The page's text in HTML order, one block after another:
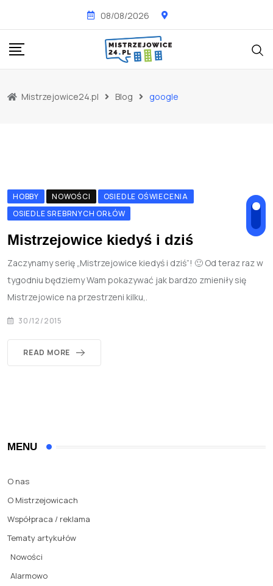
content
08/08/2026
Mistrzejowice24.pl Blog google
HOBBY NOWOŚCI
OSIEDLE OŚWIECENIA
OSIEDLE SREBRNYCH ORŁÓW
Mistrzejowice kiedyś i dziś
Zaczynamy serię „Mistrzejowice kiedyś i dziś”! 🙂 Od teraz raz w
tygodniu będziemy Wam pokazywać jak bardzo zmieniły się
Mistrzejowice na przestrzeni kilku,.
30/12/2015
READ MORE
MENU
O nas
O Mistrzejowicach
Współpraca / reklama
Tematy artykułów
Nowości
Alarmowo